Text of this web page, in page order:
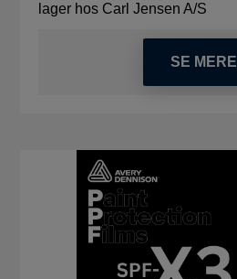
lager hos Carl Jensen A/S
SE MERE